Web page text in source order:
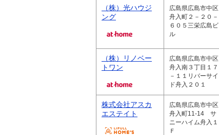
（株）光ハウジ
ング
広島県広島市中区
舟入町２－２０－
６０５三栄広島ビ
ル
（株）リノベー
トワン
広島県広島市中区
舟入南３丁目１７
－１１リバーサイ
ド舟入２０１
株式会社アスカ
エステイト
広島県広島市中区
舟入町11-14 サ
ニーハイム舟入１
Ｆ